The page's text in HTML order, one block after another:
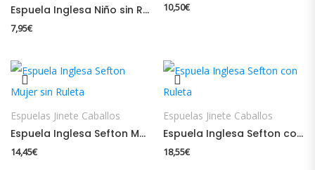
Espuela Inglesa Niño sin Ruleta
7,95€
10,50€
Espuelas Jinete Caballos
Espuela Inglesa Sefton Mujer sin Ruleta
14,45€
Espuelas Jinete Caballos
Espuela Inglesa Sefton con Ruleta
18,55€